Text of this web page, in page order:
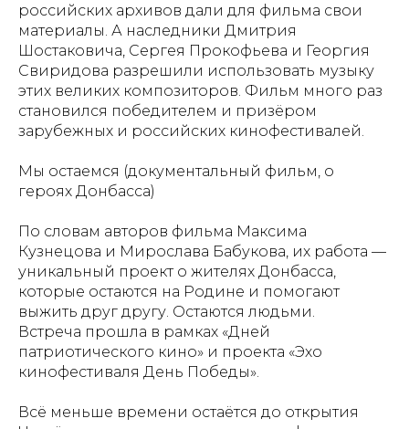
российских архивов дали для фильма свои
материалы. А наследники Дмитрия
Шостаковича, Сергея Прокофьева и Георгия
Свиридова разрешили использовать музыку
этих великих композиторов. Фильм много раз
становился победителем и призёром
зарубежных и российских кинофестивалей.
Мы остаемся (документальный фильм, о
героях Донбасса)
По словам авторов фильма Максима
Кузнецова и Мирослава Бабукова, их работа —
уникальный проект о жителях Донбасса,
которые остаются на Родине и помогают
выжить друг другу. Остаются людьми.
Встреча прошла в рамках «Дней
патриотического кино» и проекта «Эхо
кинофестиваля День Победы».
Всё меньше времени остаётся до открытия